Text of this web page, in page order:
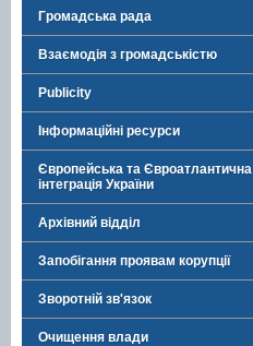
Громадська рада
Взаємодія з громадськістю
Publicity
Інформаційні ресурси
Європейська та Євроатлантична
інтеграція України
Архівний відділ
Запобігання проявам корупції
Зворотній зв'язок
Очищення влади